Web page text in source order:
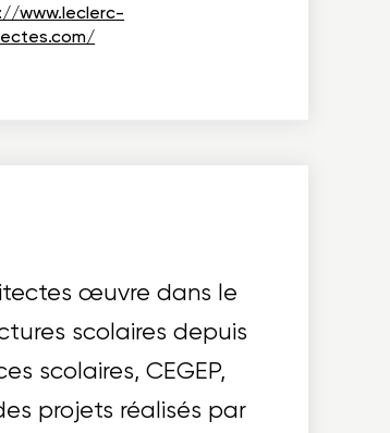
www.leclerc-
œuvre dans le
scolaires depuis
scolaires, CEGEP,
projets réalisés par